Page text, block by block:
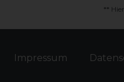
**
Impressum